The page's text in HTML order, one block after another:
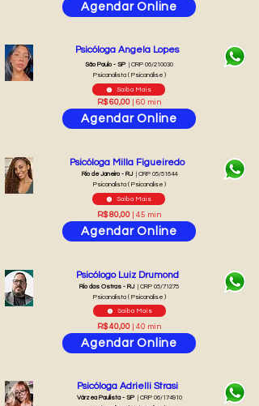
Agendar Online
Saiba Mais
Psicóloga Angela Lopes
São Paulo - SP | CRP 06/210030
Psicanalista ( Psicanálise )
Agendar Online
R$ 60,00 | 60 min
Saiba Mais
Psicóloga Milla Figueiredo
Agendar Online
R$ 80,00 | 45 min
Rio de Janeiro - RJ| CRP 05/51644
Psicanalista ( Psicanálise )
Saiba Mais
Psicólogo Luiz Drumond
Rio das Ostras - RJ | CRP 05/71275
Psicanalista ( Psicanálise )
Agendar Online
R$ 40,00 | 40 min
Psicóloga Adrielli Strasi
Várzea Paulista - SP| CRP 06/174910